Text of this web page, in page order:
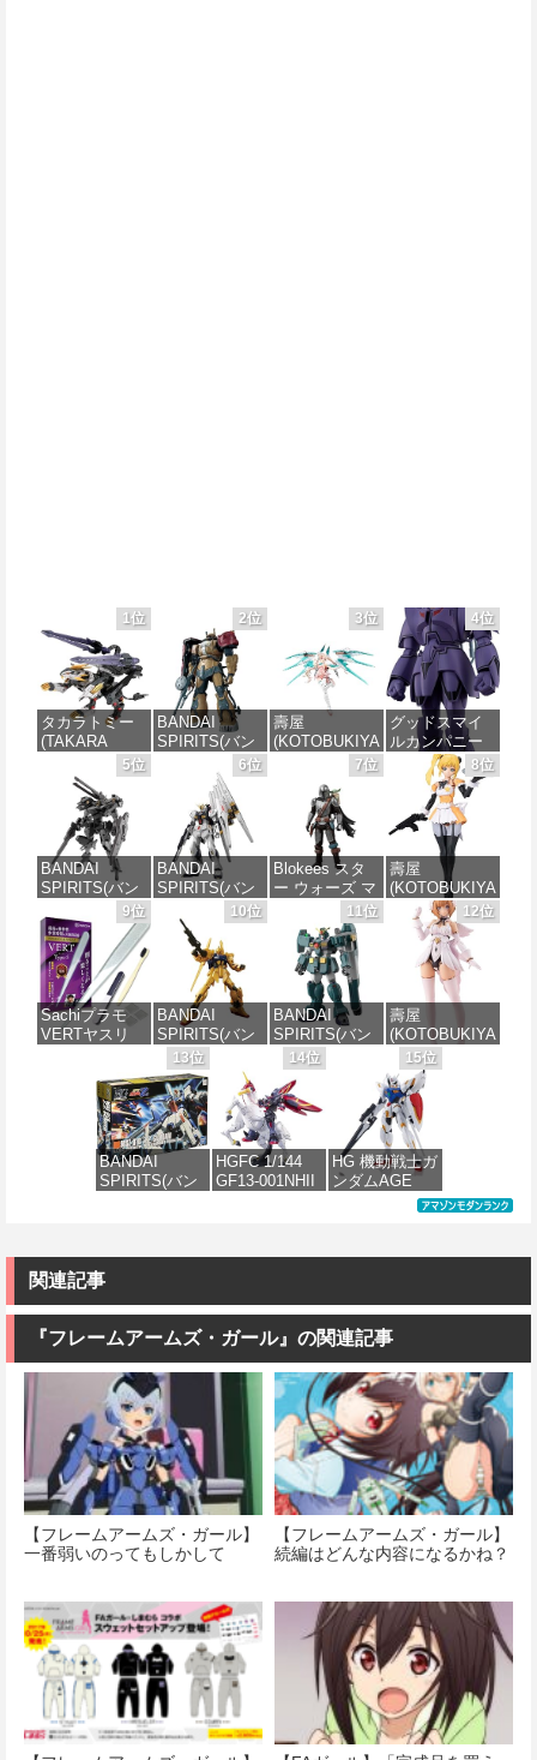
1位
タカラトミー
(TAKARA
SPARK
REALIZE
MODEL リアラ
イズモデル
ZOIDS ゾイド
RMZ-025 ライ
ガーゼロファ
ルコン (ZBF)
色分け済み プ
ラキット
価格：¥8,336
2位
BANDAI
SPIRITS(バン
ダイスピリッ
ツ) HG 機動戦
士ガンダム 復
讐のレクイエ
ム ザクⅡ F型
ソラリ機 (復讐
のレクイエム)
1/144スケール
色分け済みプ
ラモデル
価格：¥2,680
3位
壽屋
(KOTOBUKIYA
) メガミデバイ
ス デザイアメ
イデン レイダ
ー シュガーグ
レイズ 全高約
180mm 1/1ス
ケール プラモ
デル
価格：¥6,239
4位
グッドスマイ
ルカンパニー
巨神ゴーグ
MODEROID マ
ノン・ガーデ
ィアン 組み立
て式プラモデ
ル ノンスケー
ル 全高約
170mm
価格：¥7,656
5位
BANDAI
SPIRITS(バン
ダイ スピリッ
ツ) 30MM
xEXM-000 ゼ
ノヴァルト
1/144スケール
色分け済みプ
ラモデル
6位
BANDAI
SPIRITS(バン
ダイ スピリッ
ツ) RG 機動戦
士ガンダム 逆
襲のシャア νガ
ンダム 1/144ス
ケール 色分け
済みプラモデ
ル
価格：¥5,346
7位
Blokees スタ
ー ウォーズ マ
ンダロリアン&
グローグー
CC05 ディン
ジャリン&グロ
ーグー ABS樹
脂&PVC製 組
み立て式プラ
スチックモデ
価格：¥4,385
8位
壽屋
(KOTOBUKIYA
) 無限邂逅メガ
ロマリア スタ
ーズ 全高約
140mm ノンス
ケール プラモ
デル
価格：¥8,566
9位
Sachiプラモ
VERTヤスリ
開発】 超極細
ガラスヤスリ
５点セット ガ
ンプラ プラモ
デル ゲート処
理 模型 フィギ
価格：¥2,320
10位
BANDAI
SPIRITS(バン
ダイ スピリッ
ツ) HGUC 200
機動戦士Zガン
ダム 百式
1/144スケール
色分け済みプ
ラモデル
11位
BANDAI
SPIRITS(バン
ダイ スピリッ
ツ) HG 機動新
世紀ガンダムX
ガンダムレオ
パルド 1/144ス
ケール 色分け
済みプラモデ
ル
12位
壽屋
(KOTOBUKIYA
) アルカナディ
ア ルミティア
First Engage
Ver.〈ファース
トエンゲージ
Ver.〉 全高約
160mm ノンス
ケール プラモ
デル
13位
BANDAI
SPIRITS(バン
ダム （機動戦
士ZZガンダ
価格：¥2,500
14位
HGFC 1/144
GF13-001NHII
ガンダム)
15位
HG 機動戦士ガ
ンダムAGE
xvm-fzc ガン
色分け済みプ
価格：¥1,742
関連記事
『フレームアームズ・ガール』の関連記事
【フレームアームズ・ガール】
一番弱いのってもしかして
【フレームアームズ・ガール】
続編はどんな内容になるかね？